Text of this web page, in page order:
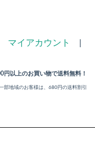
マイアカウント
円以上のお買い物で送料無料！
部地域のお客様は、680円の送料割引